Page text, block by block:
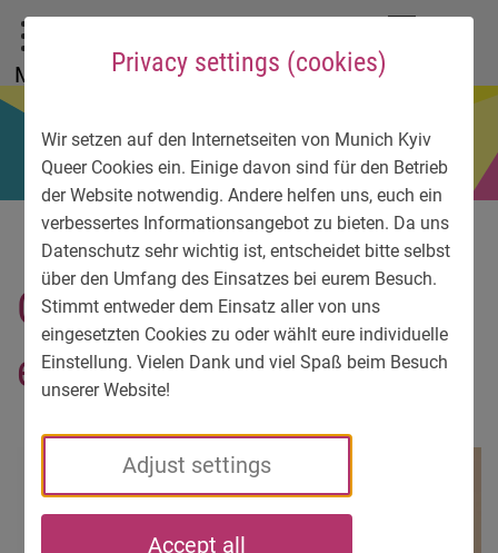
Privacy settings (cookies)
Wir setzen auf den Internetseiten von Munich Kyiv
Queer Cookies ein. Einige davon sind für den Betrieb
der Website notwendig. Andere helfen uns, euch ein
verbessertes Informationsangebot zu bieten. Da uns
Datenschutz sehr wichtig ist, entscheidet bitte selbst
über den Umfang des Einsatzes bei eurem Besuch.
Stimmt entweder dem Einsatz aller von uns
eingesetzten Cookies zu oder wählt eure individuelle
Einstellung. Vielen Dank und viel Spaß beim Besuch
unserer Website!
Adjust settings
Accept all
To main menu
To language menu
To search
To content
To service information
Menu
Cover-Oleksandra-1-
e1703976721795